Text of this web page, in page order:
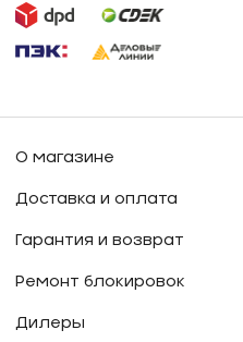
О магазине
Доставка и оплата
Гарантия и возврат
Ремонт блокировок
Дилеры